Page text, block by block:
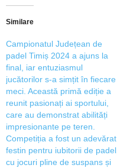
Similare
Campionatul Județean de
padel Timiș 2024 a ajuns la
final, iar entuziasmul
jucătorilor s-a simțit în fiecare
meci. Această primă ediție a
reunit pasionați ai sportului,
care au demonstrat abilități
impresionante pe teren.
Competiția a fost un adevărat
festin pentru iubitorii de padel,
cu jocuri pline de suspans și